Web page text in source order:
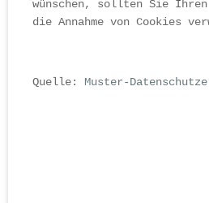
wünschen, sollten Sie
die Annahme von Cookies
Quelle: Muster-